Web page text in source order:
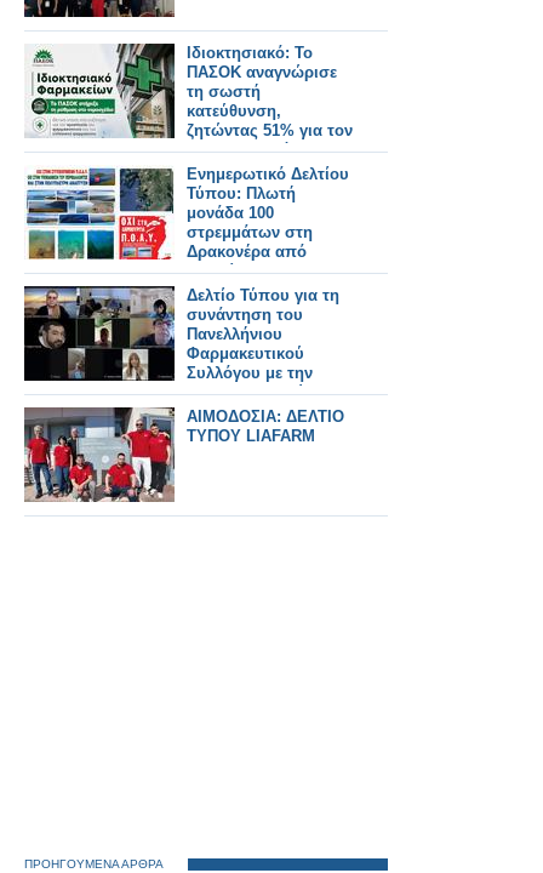
Ιδιοκτησιακό: Το
ΠΑΣΟΚ αναγνώρισε
τη σωστή
κατεύθυνση,
ζητώντας 51% για τον
φαρμακοποιό
Ενημερωτικό Δελτίου
Τύπου: Πλωτή
μονάδα 100
στρεμμάτων στη
Δρακονέρα από
μετακίνηση -
μετεγκατάσταση
παλαιών.
Δελτίο Τύπου για τη
συνάντηση του
Πανελλήνιου
Φαρμακευτικού
Συλλόγου με την
Ένωση Ασθενών
Ελλάδας
ΑΙΜΟΔΟΣΙΑ: ΔΕΛΤΙΟ
ΤΥΠΟΥ LIAFARM
ΠΡΟΗΓΟΥΜΕΝΑ ΑΡΘΡΑ